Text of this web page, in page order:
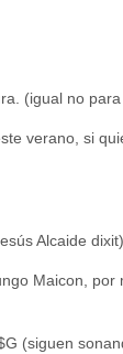
(igual no
verano, si
Alcaide dixit)
Maicon, por
(siguen